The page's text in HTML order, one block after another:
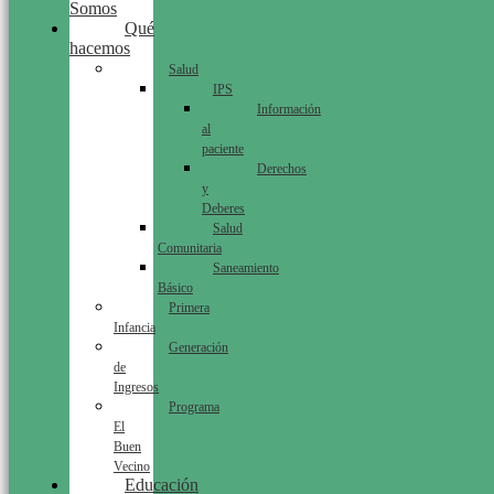
Somos
Qué
hacemos
Salud
IPS
Información
al
paciente
Derechos
y
Deberes
Salud
Comunitaria
Saneamiento
Básico
Primera
Infancia
Generación
de
Ingresos
Programa
El
Buen
Vecino
Educación